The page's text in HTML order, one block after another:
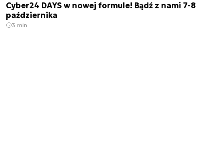
Cyber24 DAYS w nowej formule! Bądź z nami 7-8
października
3 min.